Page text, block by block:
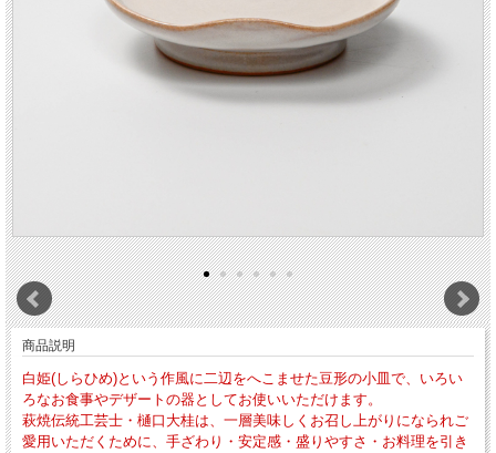
商品説明
白姫(しらひめ)という作風に二辺をへこませた豆形の小皿で、いろい
ろなお食事やデザートの器としてお使いいただけます。
萩焼伝統工芸士・樋口大桂は、一層美味しくお召し上がりになられご
愛用いただくために、手ざわり・安定感・盛りやすさ・お料理を引き